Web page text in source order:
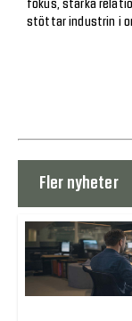
fokus, starka
stöttar industrin i
Fler nyheter